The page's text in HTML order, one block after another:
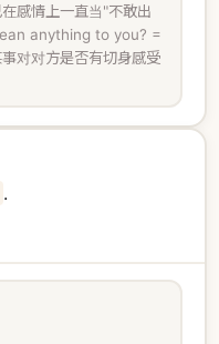
感情上一直当"不敢出
anything to you? =
对对方是否有切身感受
.